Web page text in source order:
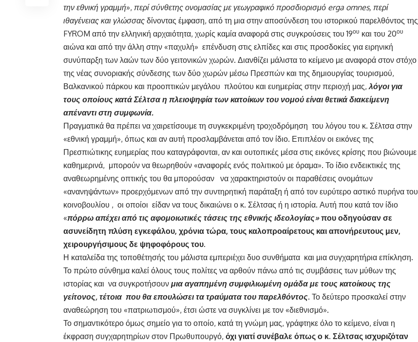
την εθνική γραμμή», περί σύνθετης ονομασίας με γεωγραφικό προσδιορισμό erga omnes, περί
ιθαγένειας και γλώσσας δίνοντας έμφαση, από τη μια στην αποσύνδεση του ιστορικού παρελθόντος της
FYROM από την ελληνική αρχαιότητα, χωρίς καμία αναφορά στις συγκρούσεις του 19ου και του 20ου
αιώνα και από την άλλη στην «παχυλή» επένδυση στις ελπίδες και στις προσδοκίες για ειρηνική
συνύπαρξη των λαών των δύο γειτονικών χωρών. Διανθίζει μάλιστα το κείμενο με αναφορά στον στόχο
της νέας συνοριακής σύνδεσης των δύο χωρών μέσω Πρεσπών και της δημιουργίας τουρισμού,
Βαλκανικού πάρκου και προοπτικών μεγάλου πλούτου και ευημερίας στην περιοχή μας,λόγοι για
τους οποίους κατά Σέλτσα η πλειοψηφία των κατοίκων του νομού είναι θετικά διακείμενη
απέναντι στη συμφωνία.
Πραγματικά θα πρέπει να χαιρετίσουμε τη συγκεκριμένη τροχοδρόμηση του λόγου του κ. Σέλτσα στην
«εθνική γραμμή», όπως και αν αυτή προσλαμβάνεται από τον ίδιο. Επιπλέον οι εικόνες της
Πρεσπιώτικης ευημερίας που καταγράφονται, αν και ουτοπικές μέσα στις εικόνες κρίσης που βιώνουμε
καθημερινά, μπορούν να θεωρηθούν «αναφορές ενός πολιτικού με όραμα». Το ίδιο ενδεικτικές της
αναθεωρημένης οπτικής του θα μπορούσαν να χαρακτηριστούν οι παραθέσεις ονομάτων
«ανανηψάντων» προερχόμενων από την συντηρητική παράταξη ή από τον ευρύτερο αστικό πυρήνα του
κοινοβουλίου , οι οποίοι είδαν να τους δικαιώνει ο κ. Σέλτσας ή η ιστορία. Αυτή που κατά τον ίδιο
«πόρρω απέχει από τις αφομοιωτικές τάσεις της εθνικής ιδεολογίας» που οδηγούσαν σε
ασυνείδητη πλύση εγκεφάλου, χρόνια τώρα, τους καλοπροαίρετους και απονήρευτους μεν,
χειρουργήσιμους δε ψηφοφόρους του.
Η καταλείδα της τοποθέτησής του μάλιστα εμπεριέχει δυο συνθήματα και μια συγχαρητήρια επίκληση.
Το πρώτο σύνθημα καλεί όλους τους πολίτες να αρθούν πάνω από τις συμβάσεις των μύθων της
ιστορίας και να συγκροτήσουν μια αγαπημένη συμφιλιωμένη ομάδα με τους κατοίκους της
γείτονος, τέτοια που θα επουλώσει τα τραύματα του παρελθόντος. Το δεύτερο προσκαλεί στην
αναθεώρηση του «πατριωτισμού», έτσι ώστε να συγκλίνει με τον «διεθνισμό».
Το σημαντικότερο όμως σημείο για το οποίο, κατά τη γνώμη μας, γράφτηκε όλο το κείμενο, είναι η
έκφραση συγχαρητηρίων στον Πρωθυπουργό, όχι γιατί συνέβαλε όπως ο κ. Σέλτσας ισχυριζόταν